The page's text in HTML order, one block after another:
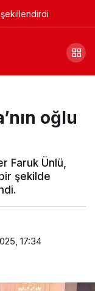
oğlu
Faruk Ünlü,
şekilde
17:34
16-17 Eylül